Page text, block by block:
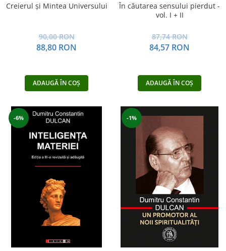
Creierul şi Mintea Universului
90,00 RON
88,80 RON
ADAUGĂ ÎN COȘ
În căutarea sensului pierdut -
vol. I + II
87,74 RON
84,57 RON
ADAUGĂ ÎN COȘ
-6% -1%